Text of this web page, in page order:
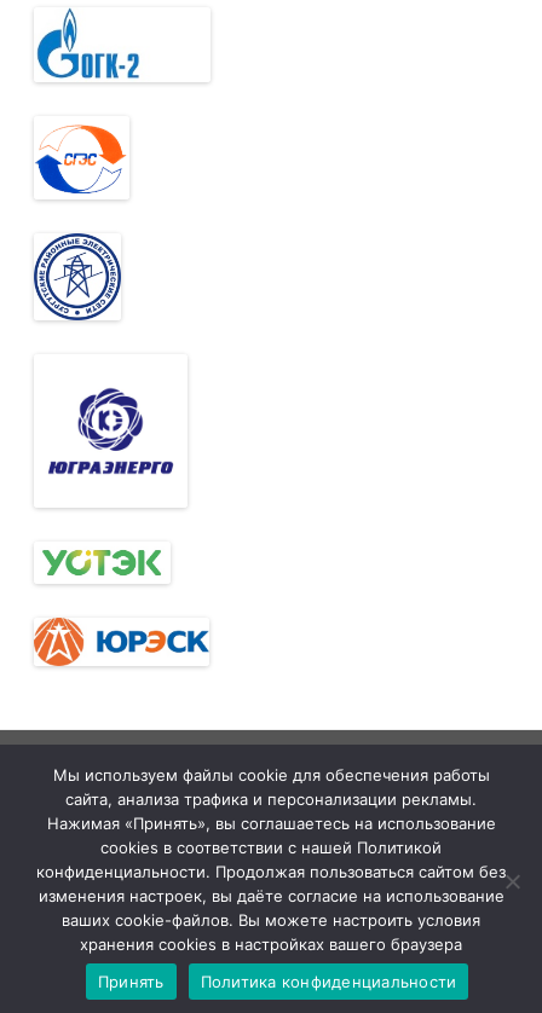
межрегиональная
организация
Общественной
организации
«Всероссийский
Электропрофсоюз»
GalussoThemes.com
Работает на
WordPress
Мы используем файлы cookie для обеспечения работы
сайта, анализа трафика и персонализации рекламы.
Нажимая «Принять», вы соглашаетесь на использование
cookies в соответствии с нашей Политикой
конфиденциальности. Продолжая пользоваться сайтом без
изменения настроек, вы даёте согласие на использование
ваших cookie-файлов. Вы можете настроить условия
хранения cookies в настройках вашего браузера
Принять
Политика конфиденциальности